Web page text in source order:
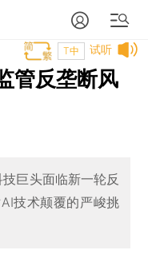
试听
T中
管反垄断风
巨头面临新一轮反
技术颠覆的严峻挑